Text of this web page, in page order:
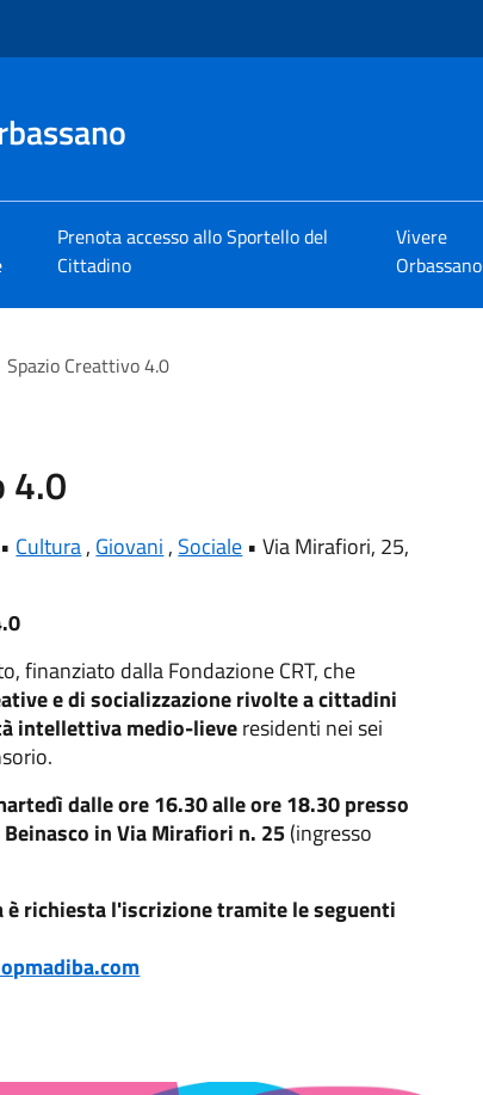
Prenota accesso allo Sportello del
Cittadino
Vivere
Orbassano
Spazio Creattivo 4.0
4.0
Cultura, Giovani , Sociale •Via Mirafiori, 25,
finanziato dalla Fondazione CRT, che
e di socializzazione rivolte a cittadini
intellettiva medio-lieveresidenti nei sei
dalle ore 16.30 alle ore 18.30 presso
in Via Mirafiori n. 25(ingresso
richiesta l'iscrizione tramite le seguenti